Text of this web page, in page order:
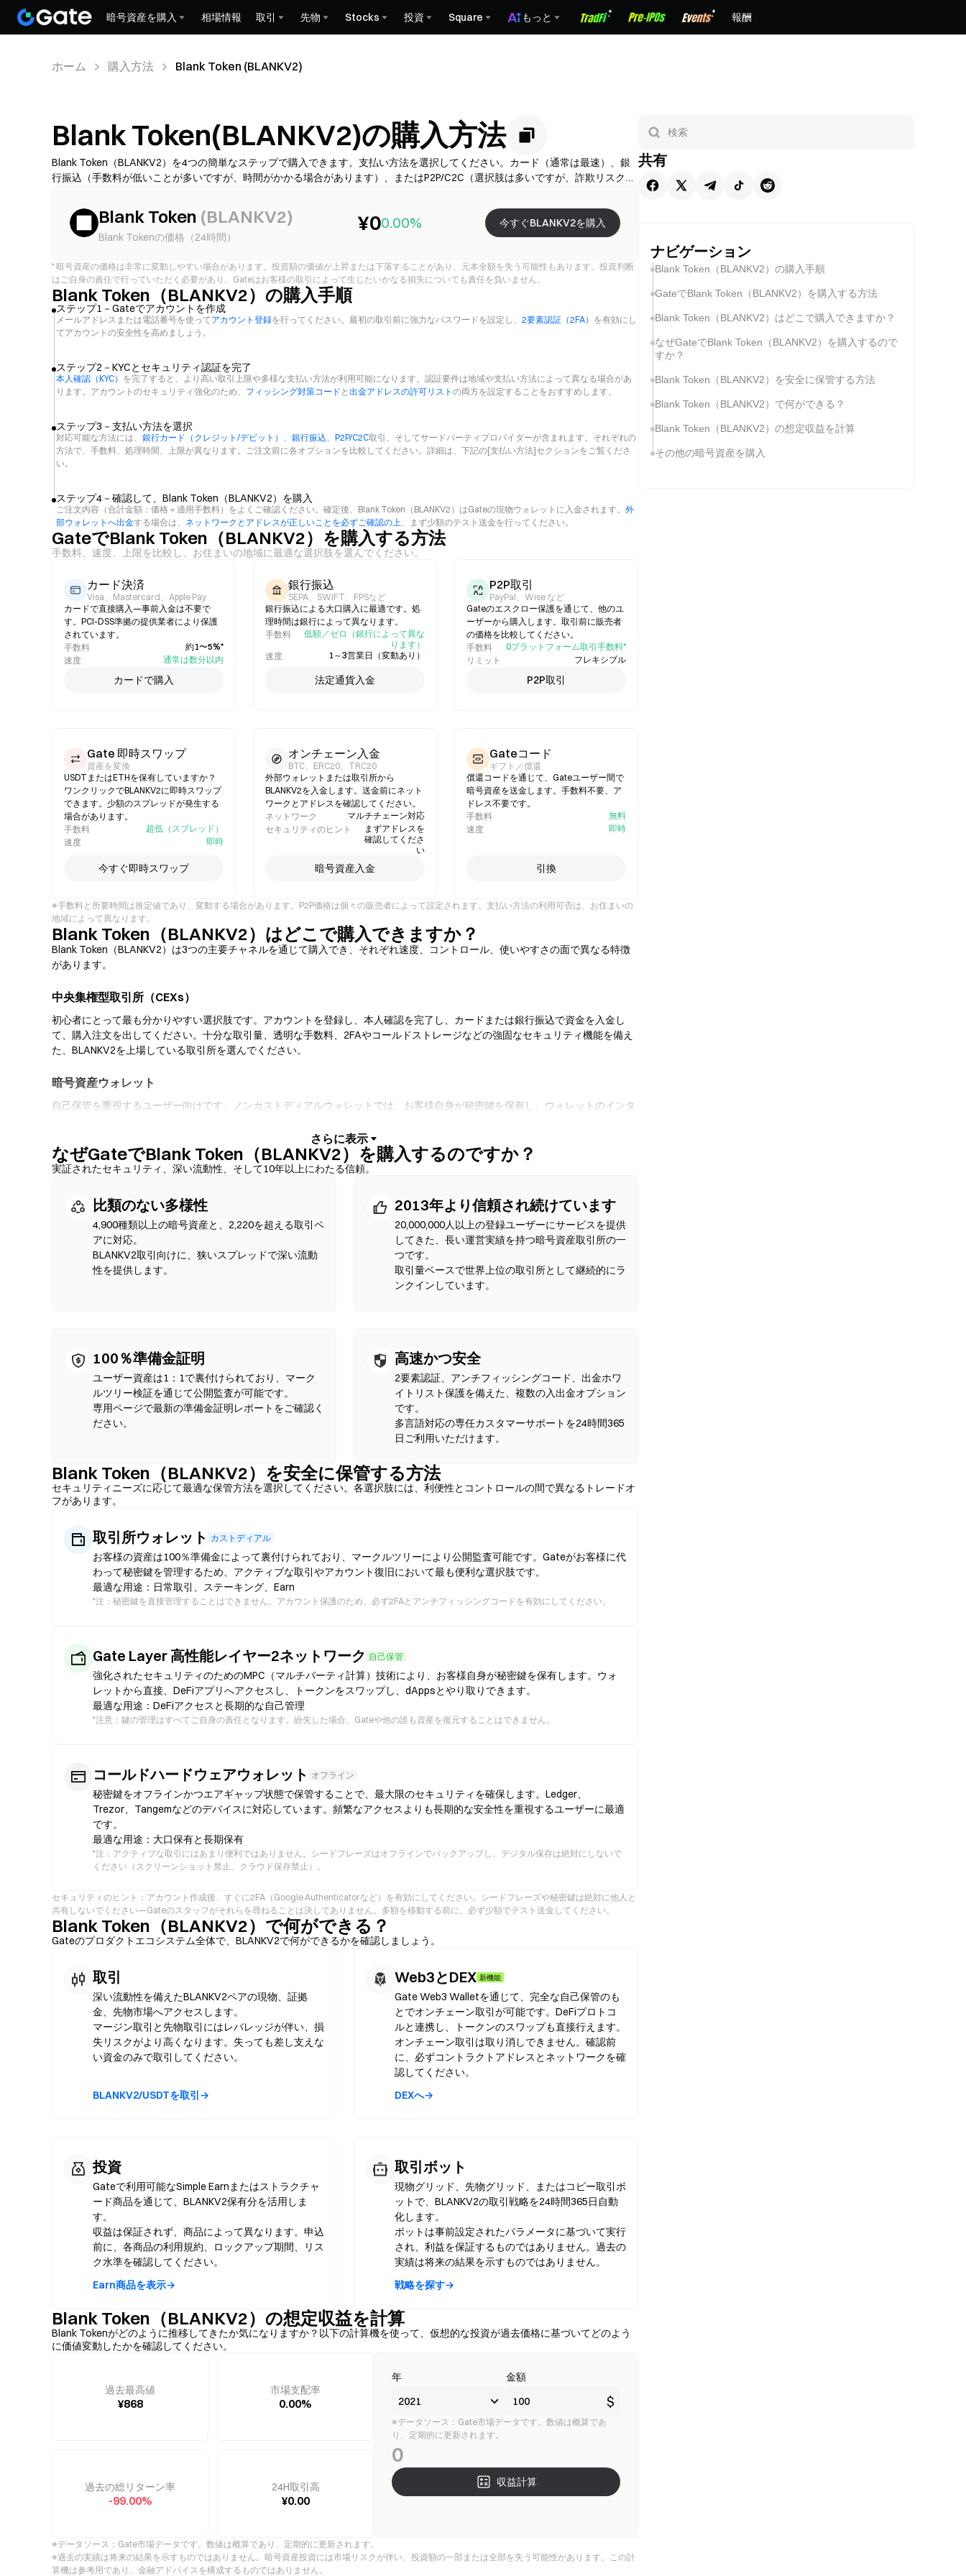
暗号資産を購入 相場情報 取引 先物 Stocks 投資 Square もっと 報酬
ホーム 購入方法 Blank Token (BLANKV2)
Blank Token(BLANKV2)の購入方法
Blank Token（BLANKV2）を4つの簡単なステップで購入できます。支払い方法を選択してください。カード（通常は最速）、銀
行振込（手数料が低いことが多いですが、時間がかかる場合があります）、またはP2P/C2C（選択肢は多いですが、詐欺リスクが
トを保護してください。利用可能性、上限、手数料、処理時間は地域と提供業者により異なります。
Blank Token (BLANKV2)
Blank Tokenの価格（24時間）
¥00.00% 今すぐBLANKV2を購入
* 暗号資産の価格は非常に変動しやすい場合があります。投資額の価値が上昇または下落することがあり、元本全額を失う可能性もあります。投資判断
はご自身の責任で行っていただく必要があり、Gateはお客様の取引によって生じたいかなる損失についても責任を負いません。
Blank Token（BLANKV2）の購入手順
ステップ1－Gateでアカウントを作成
メールアドレスまたは電話番号を使ってアカウント登録を行ってください。最初の取引前に強力なパスワードを設定し、 2要素認証（2FA） を有効にし
てアカウントの安全性を高めましょう。
ステップ2－KYCとセキュリティ認証を完了
本人確認（KYC） を完了すると、より高い取引上限や多様な支払い方法が利用可能になります。認証要件は地域や支払い方法によって異なる場合があ
ります。アカウントのセキュリティ強化のため、 フィッシング対策コード と 出金アドレスの許可リスト の両方を設定することをおすすめします。
ステップ3－支払い方法を選択
対応可能な方法には、 銀行カード（クレジット/デビット） 、 銀行振込、 P2P/C2C取引、そしてサードパーティプロバイダーが含まれます。それぞれの
方法で、手数料、処理時間、上限が異なります。ご注文前に各オプションを比較してください。詳細は、下記の[支払い方法]セクションをご覧くださ
い。
ステップ4－確認して、Blank Token（BLANKV2）を購入
ご注文内容（合計金額：価格＋適用手数料）をよくご確認ください。確定後、Blank Token（BLANKV2）はGateの現物ウォレットに入金されます。 外
部ウォレットへ出金する場合は、 ネットワークとアドレスが正しいことを必ずご確認の上、まず少額のテスト送金を行ってください。
GateでBlank Token（BLANKV2）を購入する方法
手数料、速度、上限を比較し、お住まいの地域に最適な選択肢を選んでください。
カード決済
Visa、Mastercard、Apple Pay
カードで直接購入—事前入金は不要で
す。PCI-DSS準拠の提供業者により保護
されています。
手数料
約1〜5%*
速度
通常は数分以内
カードで購入
銀行振込
SEPA、SWIFT、FPSなど
銀行振込による大口購入に最適です。処
理時間は銀行によって異なります。
手数料
低額／ゼロ（銀行によって異な
ります）
速度
1～3営業日（変動あり）
法定通貨入金
P2P取引
PayPal、Wise など
Gateのエスクロー保護を通じて、他のユ
ーザーから購入します。取引前に販売者
の価格を比較してください。
手数料
0プラットフォーム取引手数料*
リミット
フレキシブル
P2P取引
Gate 即時スワップ
資産を変換
USDTまたはETHを保有していますか？
ワンクリックでBLANKV2に即時スワップ
できます。少額のスプレッドが発生する
場合があります。
手数料
超低（スプレッド）
速度
即時
今すぐ即時スワップ
オンチェーン入金
BTC、ERC20、TRC20
外部ウォレットまたは取引所から
BLANKV2を入金します。送金前にネット
ワークとアドレスを確認してください。
ネットワーク
マルチチェーン対応
セキュリティのヒント
まずアドレスを
確認してくださ
い
暗号資産入金
Gateコード
ギフト／償還
償還コードを通じて、Gateユーザー間で
暗号資産を送金します。手数料不要、ア
ドレス不要です。
手数料
無料
速度
即時
引換
※手数料と所要時間は推定値であり、変動する場合があります。P2P価格は個々の販売者によって設定されます。支払い方法の利用可否は、お住まいの
地域によって異なります。
Blank Token（BLANKV2）はどこで購入できますか？
Blank Token（BLANKV2）は3つの主要チャネルを通じて購入でき、それぞれ速度、コントロール、使いやすさの面で異なる特徴
があります。
中央集権型取引所（CEXs）
初心者にとって最も分かりやすい選択肢です。アカウントを登録し、本人確認を完了し、カードまたは銀行振込で資金を入金し
て、購入注文を出してください。十分な取引量、透明な手数料、2FAやコールドストレージなどの強固なセキュリティ機能を備え
た、BLANKV2を上場している取引所を選んでください。
暗号資産ウォレット
自己保管を重視するユーザー向けです。ノンカストディアルウォレットでは、お客様自身が秘密鍵を保有し、ウォレットのインタ
にクレジットカードでBLANKV2を購入できます。いかなる取引でも、確認前に必ずシードフレーズをバックアップし、コントラ
クトアドレスを確認してください。
仲介者なしでP2P取引を行います。DEXはスマートコントラクトを使用してオンチェーンでスワップを実行するため、登録や本人
確認は不要です。互換性のあるウォレットを接続し、トークンペアを選択し、スリッページ許容値を設定して、スワップを確認し
てください。ガス代が発生し、流動性の深さにより価格が中央集権型市場と異なる場合がある点にご注意ください。ほとんどの
DEX活動は、Ethereum、BNB Chain、PolygonなどのEVM互換チェーン上で行われます。
なぜGateでBlank Token（BLANKV2）を購入するのですか？
実証されたセキュリティ、深い流動性、そして10年以上にわたる信頼。
比類のない多様性
4,900種類以上の暗号資産と、2,220を超える取引ペ
アに対応。
BLANKV2取引向けに、狭いスプレッドで深い流動
性を提供します。
2013年より信頼され続けています
20,000,000人以上の登録ユーザーにサービスを提供
してきた、長い運営実績を持つ暗号資産取引所の一
つです。
取引量ベースで世界上位の取引所として継続的にラ
ンクインしています。
100％準備金証明
ユーザー資産は1：1で裏付けられており、マーク
ルツリー検証を通じて公開監査が可能です。
専用ページで最新の準備金証明レポートをご確認く
ださい。
高速かつ安全
2要素認証、アンチフィッシングコード、出金ホワ
イトリスト保護を備えた、複数の入出金オプション
です。
多言語対応の専任カスタマーサポートを24時間365
日ご利用いただけます。
Blank Token（BLANKV2）を安全に保管する方法
セキュリティニーズに応じて最適な保管方法を選択してください。各選択肢には、利便性とコントロールの間で異なるトレードオ
フがあります。
取引所ウォレット カストディアル
お客様の資産は100％準備金によって裏付けられており、マークルツリーにより公開監査可能です。Gateがお客様に代
わって秘密鍵を管理するため、アクティブな取引やアカウント復旧において最も便利な選択肢です。
最適な用途：日常取引、ステーキング、Earn
*注：秘密鍵を直接管理することはできません。アカウント保護のため、必ず2FAとアンチフィッシングコードを有効にしてください。
Gate Layer 高性能レイヤー2ネットワーク 自己保管
強化されたセキュリティのためのMPC（マルチパーティ計算）技術により、お客様自身が秘密鍵を保有します。ウォ
レットから直接、DeFiアプリへアクセスし、トークンをスワップし、dAppsとやり取りできます。
最適な用途：DeFiアクセスと長期的な自己管理
*注意：鍵の管理はすべてご自身の責任となります。紛失した場合、Gateや他の誰も資産を復元することはできません。
コールドハードウェアウォレット オフライン
秘密鍵をオフラインかつエアギャップ状態で保管することで、最大限のセキュリティを確保します。Ledger、
Trezor、Tangemなどのデバイスに対応しています。頻繁なアクセスよりも長期的な安全性を重視するユーザーに最適
です。
最適な用途：大口保有と長期保有
*注：アクティブな取引にはあまり便利ではありません。シードフレーズはオフラインでバックアップし、デジタル保存は絶対にしないで
ください（スクリーンショット禁止、クラウド保存禁止）。
セキュリティのヒント：アカウント作成後、すぐに2FA（Google Authenticatorなど）を有効にしてください。シードフレーズや秘密鍵は絶対に他人と
共有しないでください—Gateのスタッフがそれらを尋ねることは決してありません。多額を移動する前に、必ず少額でテスト送金してください。
Blank Token（BLANKV2）で何ができる？
Gateのプロダクトエコシステム全体で、BLANKV2で何ができるかを確認しましょう。
取引
深い流動性を備えたBLANKV2ペアの現物、証拠
金、先物市場へアクセスします。
マージン取引と先物取引にはレバレッジが伴い、損
失リスクがより高くなります。失っても差し支えな
い資金のみで取引してください。
BLANKV2/USDTを取引→
Web3とDEX 新機能
Gate Web3 Walletを通じて、完全な自己保管のも
とでオンチェーン取引が可能です。DeFiプロトコ
ルと連携し、トークンのスワップも直接行えます。
オンチェーン取引は取り消しできません。確認前
に、必ずコントラクトアドレスとネットワークを確
認してください。
DEXへ→
投資
Gateで利用可能なSimple Earnまたはストラクチャ
ード商品を通じて、BLANKV2保有分を活用しま
す。
収益は保証されず、商品によって異なります。申込
前に、各商品の利用規約、ロックアップ期間、リス
ク水準を確認してください。
Earn商品を表示→
取引ボット
現物グリッド、先物グリッド、またはコピー取引ボ
ットで、BLANKV2の取引戦略を24時間365日自動
化します。
ボットは事前設定されたパラメータに基づいて実行
され、利益を保証するものではありません。過去の
実績は将来の結果を示すものではありません。
戦略を探す→
Blank Token（BLANKV2）の想定収益を計算
Blank Tokenがどのように推移してきたか気になりますか？以下の計算機を使って、仮想的な投資が過去価格に基づいてどのよう
に価値変動したかを確認してください。
過去最高値
¥868
市場支配率
0.00%
過去の総リターン率
-99.00%
24H取引高
¥0.00
年 金額
$
※データソース：Gate市場データです。数値は概算であ
り、定期的に更新されます。
0
収益計算
※データソース：Gate市場データです。数値は概算であり、定期的に更新されます。
※過去の実績は将来の結果を示すものではありません。暗号資産投資には市場リスクが伴い、投資額の一部または全部を失う可能性があります。この計
算機は参考用であり、金融アドバイスを構成するものではありません。
共有
ナビゲーション
Blank Token（BLANKV2）の購入手順
GateでBlank Token（BLANKV2）を購入する方法
Blank Token（BLANKV2）はどこで購入できますか？
なぜGateでBlank Token（BLANKV2）を購入するので
すか？
Blank Token（BLANKV2）を安全に保管する方法
Blank Token（BLANKV2）で何ができる？
Blank Token（BLANKV2）の想定収益を計算
その他の暗号資産を購入